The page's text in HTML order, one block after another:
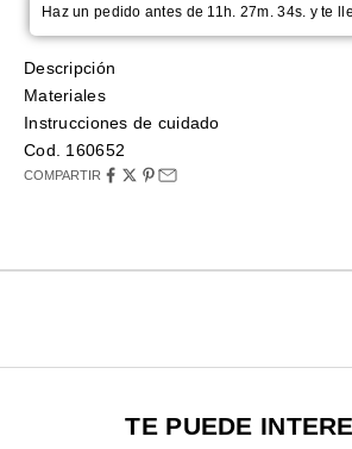
Haz un pedido antes de 11h. 27m. 33s. y te
Descripción
Materiales
Instrucciones de cuidado
Cod. 160652
COMPARTIR
TE PUEDE